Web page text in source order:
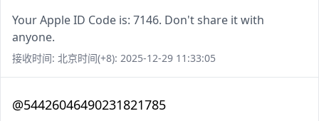
Your Apple ID Code is: 7146. Don't share it with
anyone.
接收时间: 北京时间(+8): 2025-12-29 11:33:05
@54426046490231821785